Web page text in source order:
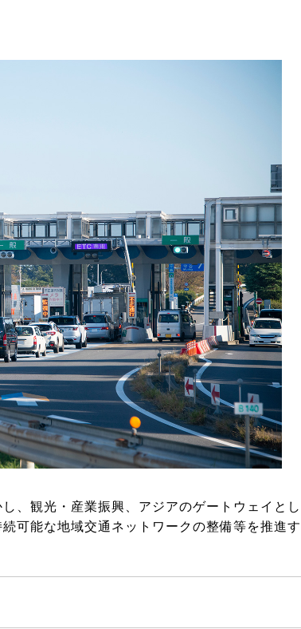
、観光・産業振興、アジアのゲートウェイと
可能な地域交通ネットワークの整備等を推進す